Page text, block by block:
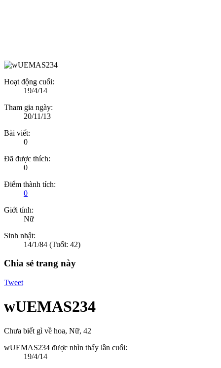
Hoạt động cuối:
19/4/14
Tham gia ngày:
20/11/13
Bài viết:
0
Đã được thích:
0
Điểm thành tích:
0
Giới tính:
Nữ
Sinh nhật:
14/1/84 (Tuổi: 42)
Chia sẻ trang này
Tweet
wUEMAS234
Chưa biết gì về hoa, Nữ, 42
wUEMAS234 được nhìn thấy lần cuối:
19/4/14